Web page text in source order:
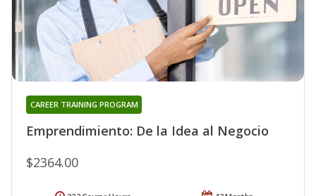
Emprendimiento: De la Idea al Negocio
CAREER TRAINING PROGRAM
$2364.00